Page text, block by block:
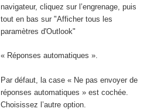
navigateur, cliquez sur l’engrenage, puis
tout en bas sur "Afficher tous les
paramètres d'Outlook"
« Réponses automatiques ».
Par défaut, la case « Ne pas envoyer de
réponses automatiques » est cochée.
Choisissez l’autre option.